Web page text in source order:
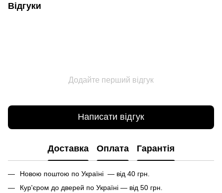
Відгуки
Додайте перший відгук
Написати відгук
Доставка Оплата Гарантія
Новою поштою по Україні — від 40 грн.
Кур'єром до дверей по Україні — від 50 грн.